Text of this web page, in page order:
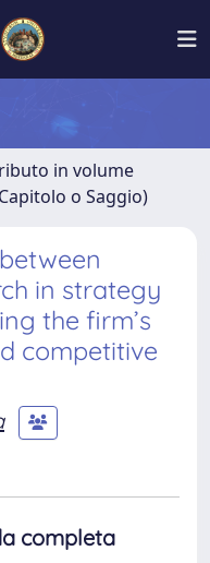
in volume
o Saggio)
in strategy
the firm’s
competitive
completa